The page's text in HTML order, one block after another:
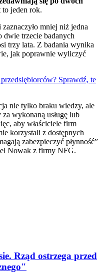
to jeden rok.
mniej niż jedna
dwie trzecie badanych
trzy lata. Z badania wynika
jak poprawnie wyliczyć
Sprawdź, te
nie tylko braku wiedzy, ale
wykonaną usługę lub
aby właściciele firm
korzystali z dostępnych
zabezpieczyć płynność”
Nowak z firmy NFG.
Rząd ostrzega przed